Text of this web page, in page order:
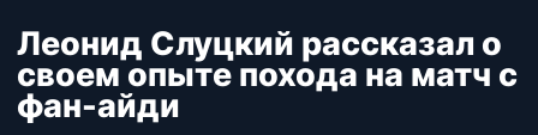
Леонид Слуцкий рассказал о
своем опыте похода на матч с
фан-айди